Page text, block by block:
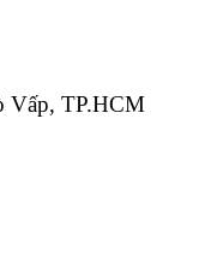
Đà
TP.HCM
12 Hải